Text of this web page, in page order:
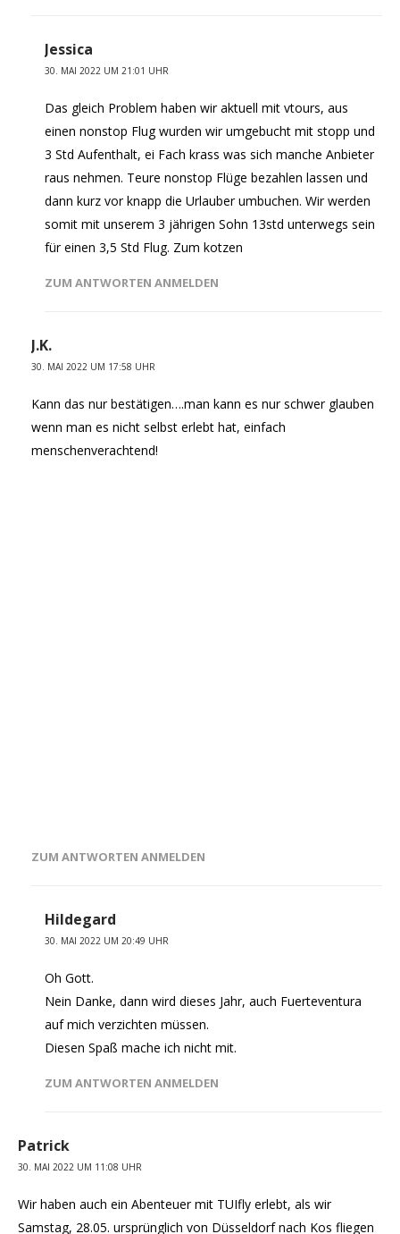
Jessica
30. MAI 2022 UM 21:01 UHR
Das gleich Problem haben wir aktuell mit vtours, aus
einen nonstop Flug wurden wir umgebucht mit stopp und
3 Std Aufenthalt, ei Fach krass was sich manche Anbieter
raus nehmen. Teure nonstop Flüge bezahlen lassen und
dann kurz vor knapp die Urlauber umbuchen. Wir werden
somit mit unserem 3 jährigen Sohn 13std unterwegs sein
für einen 3,5 Std Flug. Zum kotzen
ZUM ANTWORTEN ANMELDEN
J.K.
30. MAI 2022 UM 17:58 UHR
Kann das nur bestätigen….man kann es nur schwer glauben
wenn man es nicht selbst erlebt hat, einfach
menschenverachtend!
ZUM ANTWORTEN ANMELDEN
Hildegard
30. MAI 2022 UM 20:49 UHR
Oh Gott.
Nein Danke, dann wird dieses Jahr, auch Fuerteventura
auf mich verzichten müssen.
Diesen Spaß mache ich nicht mit.
ZUM ANTWORTEN ANMELDEN
Patrick
30. MAI 2022 UM 11:08 UHR
Wir haben auch ein Abenteuer mit TUIfly erlebt, als wir
Samstag, 28.05. ursprünglich von Düsseldorf nach Kos fliegen